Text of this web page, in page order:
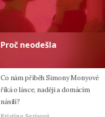
Proč neodešla
Co nám příběh Simony Monyové
říká o lásce, naději a domácím
násilí?